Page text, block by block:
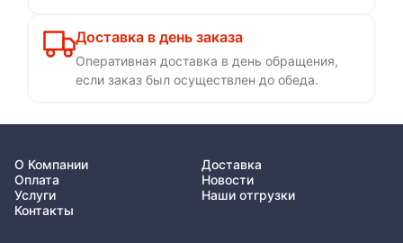
Доставка в день заказа
Оперативная доставка в день обращения,
если заказ был осуществлен до обеда.
О Компании
Доставка
Оплата
Новости
Услуги
Наши отгрузки
Контакты